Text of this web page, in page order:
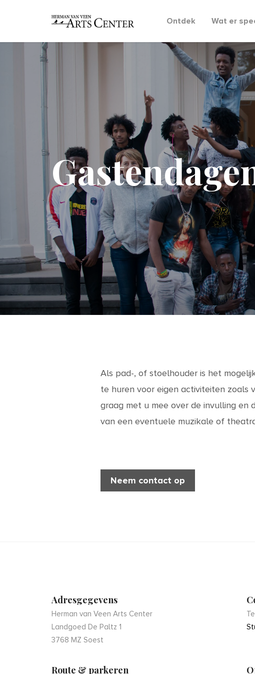
Ontdek Wat er
Als pad-, of stoelhouder is het
te huren voor eigen activiteiten zoals
graag met u mee over de invulling en
van een eventuele muzikale of
Neem contact op
Adresgegevens
Herman van Veen Arts Center
Landgoed De Paltz 1
3768 MZ Soest
Route & parkeren